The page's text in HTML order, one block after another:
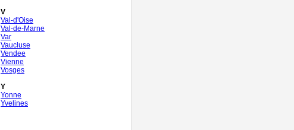
V
Val-d'Oise
Val-de-Marne
Var
Vaucluse
Vendee
Vienne
Vosges
Y
Yonne
Yvelines